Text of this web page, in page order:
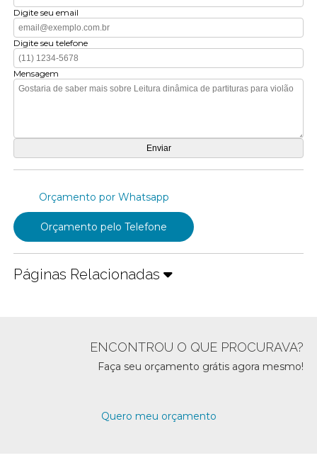
Digite seu email
Digite seu telefone
Mensagem
Orçamento por Whatsapp
Orçamento pelo Telefone
Páginas Relacionadas
ENCONTROU O QUE PROCURAVA?
Faça seu orçamento grátis agora mesmo!
Quero meu orçamento